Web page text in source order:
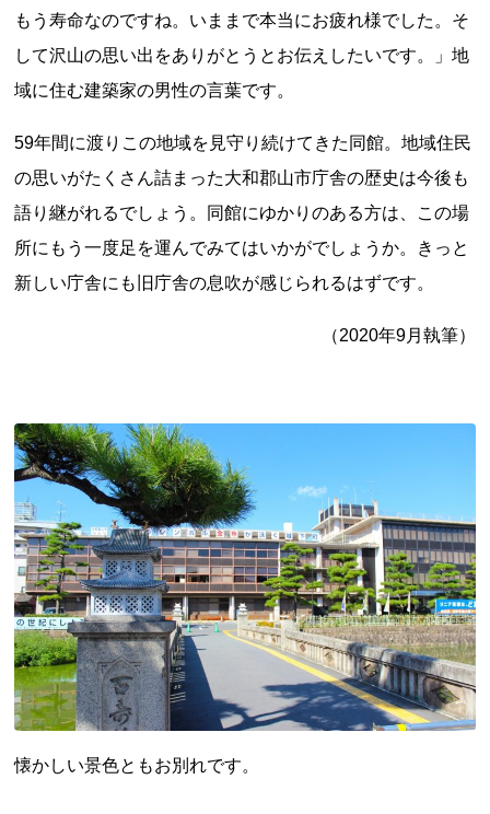
二ヶ領用水 橋野高炉
都道府県から探す
海外
全国
北海道・東北地方
北海道
青森県 岩手県 宮城県
秋田県
山形県
福島県
関東地方
茨城県
栃木県 群馬県 埼玉県
千葉県
もう寿命なのですね。いままで本当にお疲れ様でした。そ
して沢山の思い出をありがとうとお伝えしたいです。」地
域に住む建築家の男性の言葉です。
59年間に渡りこの地域を見守り続けてきた同館。地域住民
の思いがたくさん詰まった大和郡山市庁舎の歴史は今後も
語り継がれるでしょう。同館にゆかりのある方は、この場
所にもう一度足を運んでみてはいかがでしょうか。きっと
新しい庁舎にも旧庁舎の息吹が感じられるはずです。
（2020年9月執筆）
懐かしい景色ともお別れです。